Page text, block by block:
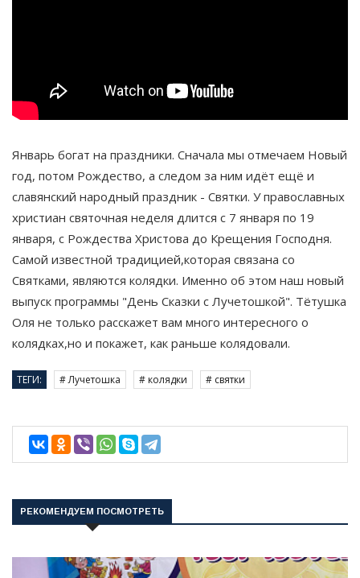
Январь богат на праздники. Сначала мы отмечаем Новый
год, потом Рождество, а следом за ним идёт ещё и
славянский народный праздник - Святки. У православных
христиан святочная неделя длится с 7 января по 19
января, с Рождества Христова до Крещения Господня.
Самой известной традицией,которая связана со
Святками, являются колядки. Именно об этом наш новый
выпуск программы "День Сказки с Лучетошкой". Тётушка
Оля не только расскажет вам много интересного о
колядках,но и покажет, как раньше колядовали.
ТЕГИ: # Лучетошка # колядки # святки
РЕКОМЕНДУЕМ ПОСМОТРЕТЬ